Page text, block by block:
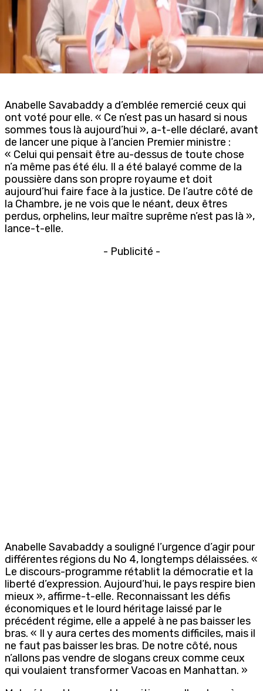
Anabelle Savabaddy a d’emblée remercié ceux qui
ont voté pour elle. « Ce n’est pas un hasard si nous
sommes tous là aujourd’hui », a-t-elle déclaré, avant
de lancer une pique à l’ancien Premier ministre :
« Celui qui pensait être au-dessus de toute chose
n’a même pas été élu. Il a été balayé comme de la
poussière dans son propre royaume et doit
aujourd’hui faire face à la justice. De l’autre côté de
la Chambre, je ne vois que le néant, deux êtres
perdus, orphelins, leur maître suprême n’est pas là »,
lance-t-elle.
- Publicité -
Anabelle Savabaddy a souligné l’urgence d’agir pour
différentes régions du No 4, longtemps délaissées. «
Le discours-programme rétablit la démocratie et la
liberté d’expression. Aujourd’hui, le pays respire bien
mieux », affirme-t-elle. Reconnaissant les défis
économiques et le lourd héritage laissé par le
précédent régime, elle a appelé à ne pas baisser les
bras. « Il y aura certes des moments difficiles, mais il
ne faut pas baisser les bras. De notre côté, nous
n’allons pas vendre de slogans creux comme ceux
qui voulaient transformer Vacoas en Manhattan. »